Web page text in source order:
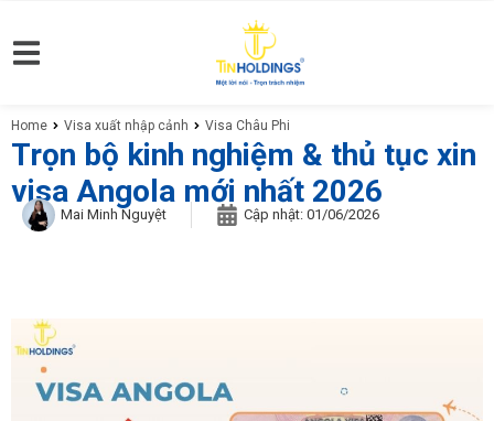
You are here:
Home Visa xuất nhập cảnh Visa Châu Phi
Trọn bộ kinh nghiệm & thủ tục xin
visa Angola mới nhất 2026
Mai Minh Nguyệt Cập nhật: 01/06/2026